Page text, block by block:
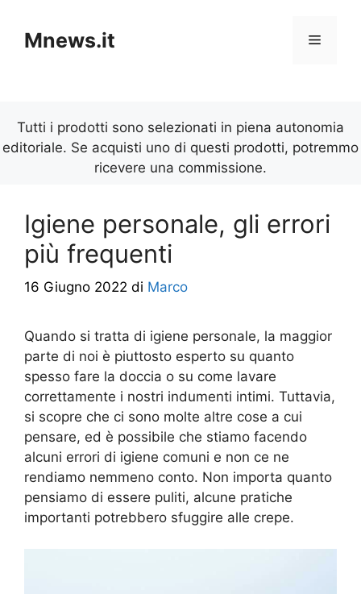
contenuto
Mnews.it Menu
Tutti i prodotti sono selezionati in piena autonomia
editoriale. Se acquisti uno di questi prodotti, potremmo
ricevere una commissione.
Igiene personale, gli errori
più frequenti
16 Giugno 2022 di Marco
Quando si tratta di igiene personale, la maggior
parte di noi è piuttosto esperto su quanto
spesso fare la doccia o su come lavare
correttamente i nostri indumenti intimi. Tuttavia,
si scopre che ci sono molte altre cose a cui
pensare, ed è possibile che stiamo facendo
alcuni errori di igiene comuni e non ce ne
rendiamo nemmeno conto. Non importa quanto
pensiamo di essere puliti, alcune pratiche
importanti potrebbero sfuggire alle crepe.